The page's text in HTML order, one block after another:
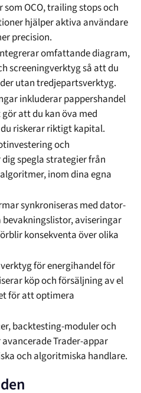
OCO, trailing stops och
hjälper aktiva användare
precision.
omfattande diagram,
screeningverktyg så att du
utan tredjepartsverktyg.
inkluderar pappershandel
att du kan öva med
riskerar riktigt kapital.
och
spegla strategier från
inom dina egna
synkroniseras med dator-
bevakningslistor, aviseringar
konsekventa över olika
för energihandel för
köp och försäljning av el
för att optimera
backtesting-moduler och
Trader-appar
och algoritmiska handlare.